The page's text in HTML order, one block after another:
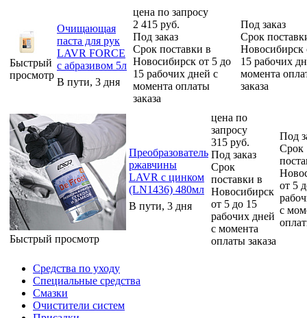
Быстрый
просмотр
Очищающая
паста для рук
LAVR FORCE
с абразивом 5л
В пути, 3 дня
цена по запросу
2 415 руб.
Под заказ
Срок поставки в
Новосибирск от 5 до
15 рабочих дней с
момента оплаты
заказа
Под заказ
Срок
Новосибирск
15 рабочих
момента
заказа
Быстрый просмотр
Преобразователь
ржавчины
LAVR с цинком
(LN1436) 480мл
В пути, 3 дня
цена по
запросу
315 руб.
Под заказ
Срок
поставки в
Новосибирск
от 5 до 15
рабочих дней
с момента
оплаты заказа
Под
Срок
от 5
с
Средства по уходу
Специальные средства
Смазки
Очистители систем